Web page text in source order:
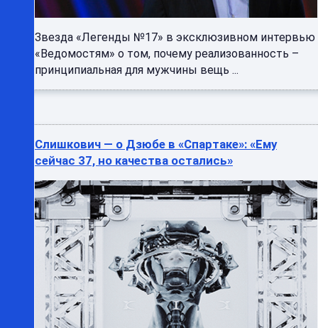
Звезда «Легенды №17» в эксклюзивном интервью
«Ведомостям» о том, почему реализованность –
принципиальная для мужчины вещь ...
Слишкович — о Дзюбе в «Спартаке»: «Ему
сейчас 37, но качества остались»